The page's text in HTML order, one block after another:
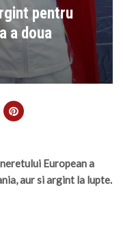
pentru
a doua
European a
aur si argint la lupte.